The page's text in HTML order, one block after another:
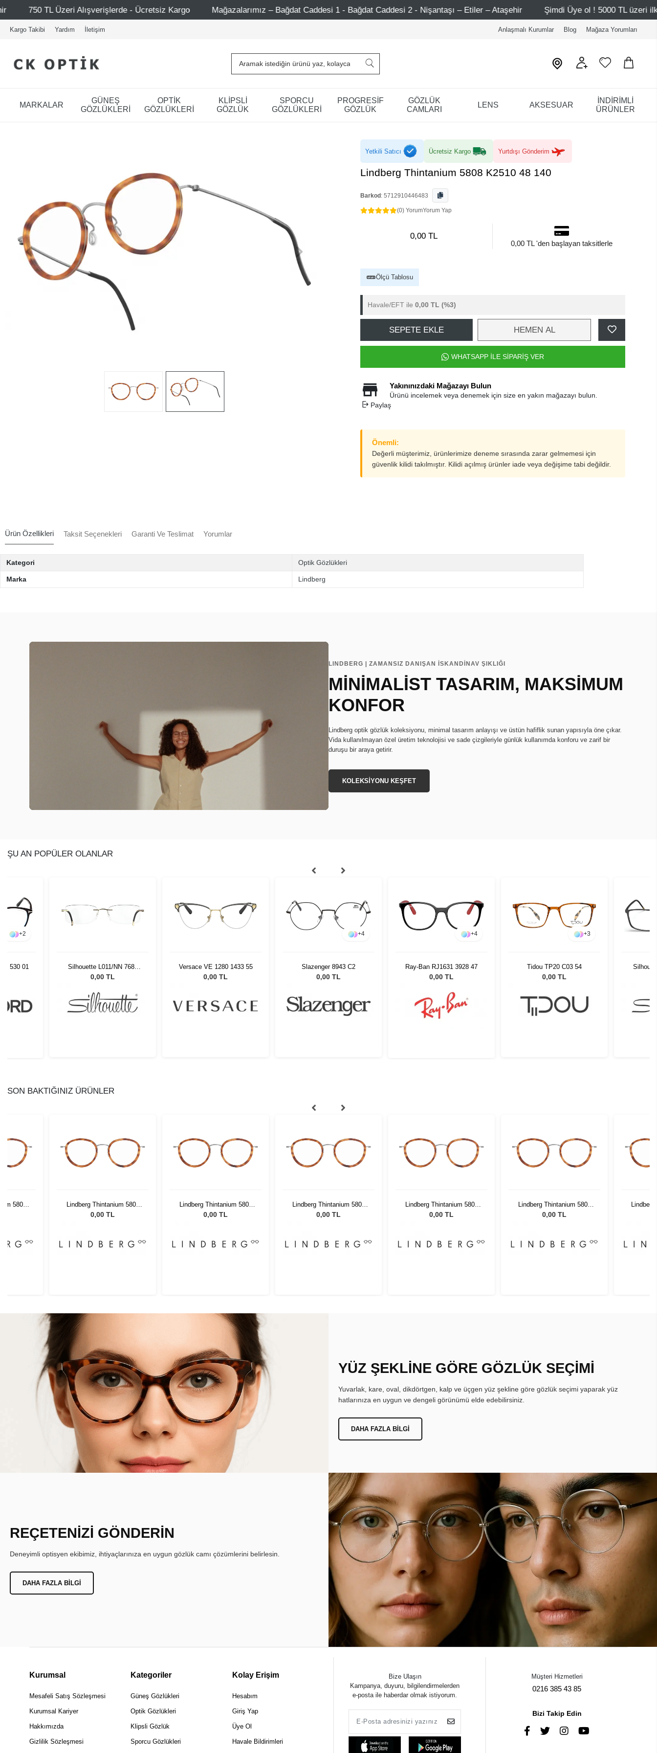
- Ücretsiz Kargo Mağazalarımız – Bağdat Caddesi 1 - Bağdat Caddesi 2 - Nişantaşı – Etiler – Ataşehir Şimdi Üye ol ! 5000 TL üzeri ilk alışverişinde 500 TL indirim
Kargo Takibi Yardım İletişim Anlaşmalı Kurumlar Blog Mağaza Yorumları
MARKALAR
GÜNEŞ
GÖZLÜKLERİ
OPTİK
GÖZLÜKLERİ
KLİPSLİ
GÖZLÜK
SPORCU
GÖZLÜKLERİ
PROGRESİF
GÖZLÜK
GÖZLÜK
CAMLARI
LENS AKSESUAR
İNDİRİMLİ
ÜRÜNLER
Yetkili Satıcı Ücretsiz Kargo Yurtdışı Gönderim
Lindberg Thintanium 5808 K2510 48 140
Barkod : 5712910446483
(0) YorumYorum Yap
0,00 TL
0,00 TL 'den başlayan taksitlerle
Ölçü Tablosu
Havale/EFT ile 0,00 TL (%3)
SEPETE EKLE HEMEN AL
WHATSAPP İLE SİPARİŞ VER
Yakınınızdaki Mağazayı Bulun
Ürünü incelemek veya denemek için size en yakın mağazayı bulun.
Paylaş
Önemli:
Değerli müşterimiz, ürünlerimize deneme sırasında zarar gelmemesi için
güvenlik kilidi takılmıştır. Kilidi açılmış ürünler iade veya değişime tabi değildir.
Ürün Özellikleri Taksit Seçenekleri Garanti Ve Teslimat Yorumlar
Kategori Optik Gözlükleri
Marka Lindberg
LINDBERG | ZAMANSIZ DANIŞAN İSKANDİNAV ŞIKLIĞI
MİNİMALİST TASARIM, MAKSİMUM
KONFOR
Lindberg optik gözlük koleksiyonu, minimal tasarım anlayışı ve üstün hafiflik sunan yapısıyla öne çıkar.
Vida kullanılmayan özel üretim teknolojisi ve sade çizgileriyle günlük kullanımda konforu ve zarif bir
duruşu bir araya getirir.
KOLEKSİYONU KEŞFET
ŞU AN POPÜLER OLANLAR
+2
B 530 01
Silhouette L011/NN 7680
55/19
0,00 TL
Versace VE 1280 1433 55
0,00 TL
+4
Slazenger 8943 C2
0,00 TL
+4
Ray-Ban RJ1631 3928 47
0,00 TL
+3
Tidou TP20 C03 54
0,00 TL
SON BAKTIĞINIZ ÜRÜNLER
5808
Lindberg Thintanium 5808
K2510 48 140
0,00 TL
Lindberg Thintanium 5808
K2510 48 140
0,00 TL
Lindberg Thintanium 5808
K2510 48 140
0,00 TL
Lindberg Thintanium 5808
K2510 48 140
0,00 TL
Lindberg Thintanium 5808
K2510 48 140
0,00 TL
YÜZ ŞEKLİNE GÖRE GÖZLÜK SEÇİMİ
Yuvarlak, kare, oval, dikdörtgen, kalp ve üçgen yüz şekline göre gözlük seçimi yaparak yüz
hatlarınıza en uygun ve dengeli görünümü elde edebilirsiniz.
DAHA FAZLA BILGI
REÇETENİZİ GÖNDERİN
Deneyimli optisyen ekibimiz, ihtiyaçlarınıza en uygun gözlük camı çözümlerini belirlesin.
DAHA FAZLA BILGI
Kurumsal
Mesafeli Satış Sözleşmesi
Kurumsal Kariyer
Hakkımızda
Gizlilik Sözleşmesi
Kategoriler
Güneş Gözlükleri
Optik Gözlükleri
Klipsli Gözlük
Sporcu Gözlükleri
Kolay Erişim
Hesabım
Giriş Yap
Üye Ol
Havale Bildirimleri
Bize Ulaşın
Kampanya, duyuru, bilgilendirmelerden
e-posta ile haberdar olmak istiyorum.
Müşteri Hizmetleri
0216 385 43 85
Bizi Takip Edin